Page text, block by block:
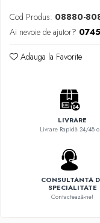
Cod Produs: 08880-
Ai nevoie de ajutor?
Adauga la Favorite
LIVRARE
Livrare Rapidă 24/48
CONSULTANTA
SPECIALITATE
Contactează-ne!